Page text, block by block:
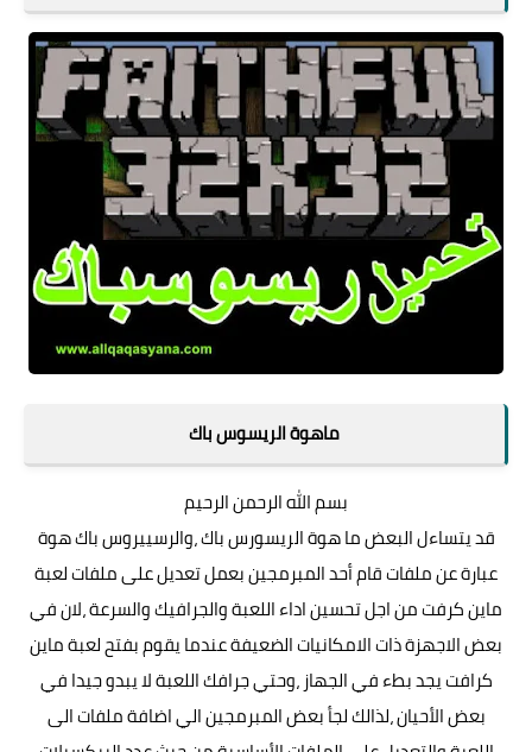
ماهوة الريسوس باك
بسم الله الرحمن الرحيم
قد يتساءل البعض ما هوة الريسورس باك ،والرسييروس باك هوة
عبارة عن ملفات قام أحد المبرمجين بعمل تعديل على ملفات لعبة
ماين كرفت من اجل تحسين اداء اللعبة والجرافيك والسرعة ،لان في
بعض الاجهزة ذات الامكانيات الضعيفة عندما يقوم بفتح لعبة ماين
كرافت يجد بطء في الجهاز ،وحتي جرافك اللعبة لا يبدو جيدا في
بعض الأحيان ،لذالك لجأ بعض المبرمجين الي اضافة ملفات الى